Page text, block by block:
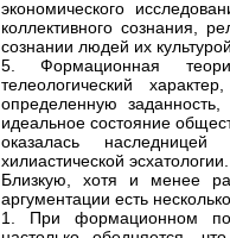
экономического
коллективного сознания,
сознании людей их культурой.
5. Формационная
телеологический
определенную
идеальное состояние
оказалась
хилиастической эсхатологии.
Близкую, хотя и менее
аргументации есть
1. При формационном